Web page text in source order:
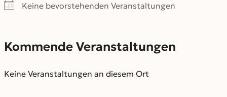
Keine bevorstehenden Veranstaltungen
Kommende Veranstaltungen
Keine Veranstaltungen an diesem Ort